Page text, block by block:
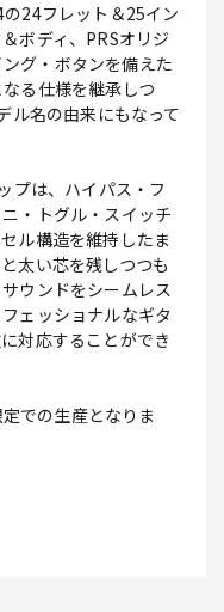
24フレット＆25イン
ボディ、PRSオリジ
グ・ボタンを備えた
る仕様を継承しつ
ル名の由来にもなって
プは、ハイパス・フ
・トグル・スイッチ
ル構造を維持したま
太い芯を残しつつも
ウンドをシームレス
ェッショナルなギタ
対応することができ
での生産となりま